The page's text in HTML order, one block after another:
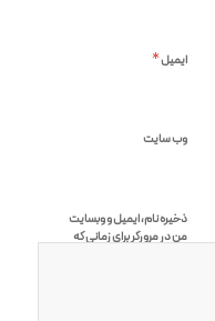
ایمیل*
وب‌ سایت
ذخیره نام، ایمیل و وبسایت
من در مرورگر برای زمانی که